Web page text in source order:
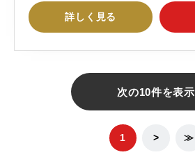
詳しく見る
次の10件を表示
1 > ≫